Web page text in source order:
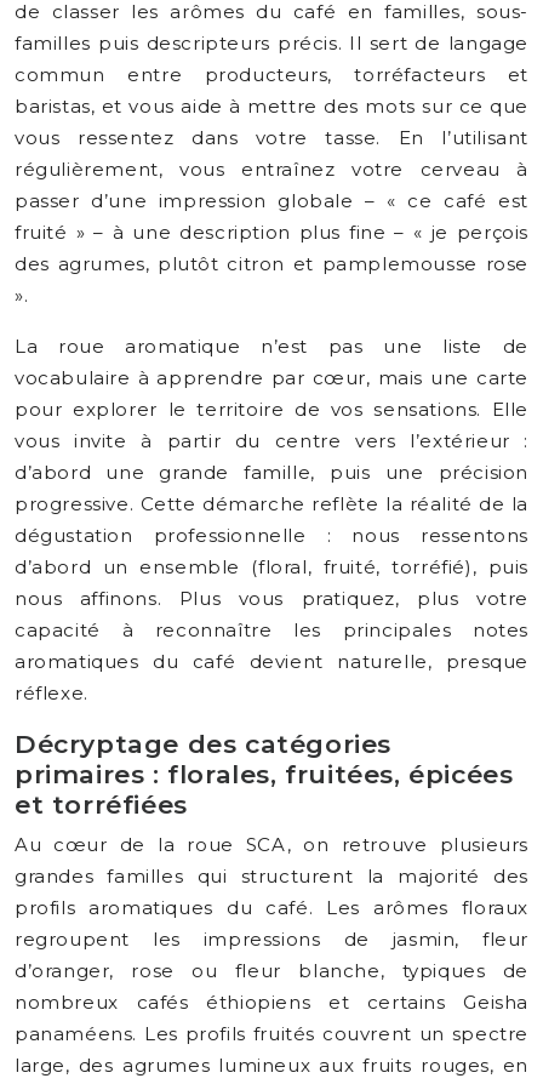
de classer les arômes du café en familles, sous-
familles puis descripteurs précis. Il sert de langage
commun entre producteurs, torréfacteurs et
baristas, et vous aide à mettre des mots sur ce que
vous ressentez dans votre tasse. En l’utilisant
régulièrement, vous entraînez votre cerveau à
passer d’une impression globale – « ce café est
fruité » – à une description plus fine – « je perçois
des agrumes, plutôt citron et pamplemousse rose
».
La roue aromatique n’est pas une liste de
vocabulaire à apprendre par cœur, mais une carte
pour explorer le territoire de vos sensations. Elle
vous invite à partir du centre vers l’extérieur :
d’abord une grande famille, puis une précision
progressive. Cette démarche reflète la réalité de la
dégustation professionnelle : nous ressentons
d’abord un ensemble (floral, fruité, torréfié), puis
nous affinons. Plus vous pratiquez, plus votre
capacité à reconnaître les principales notes
aromatiques du café devient naturelle, presque
réflexe.
Décryptage des catégories
primaires : florales, fruitées, épicées
et torréfiées
Au cœur de la roue SCA, on retrouve plusieurs
grandes familles qui structurent la majorité des
profils aromatiques du café. Les arômes floraux
regroupent les impressions de jasmin, fleur
d’oranger, rose ou fleur blanche, typiques de
nombreux cafés éthiopiens et certains Geisha
panaméens. Les profils fruités couvrent un spectre
large, des agrumes lumineux aux fruits rouges, en